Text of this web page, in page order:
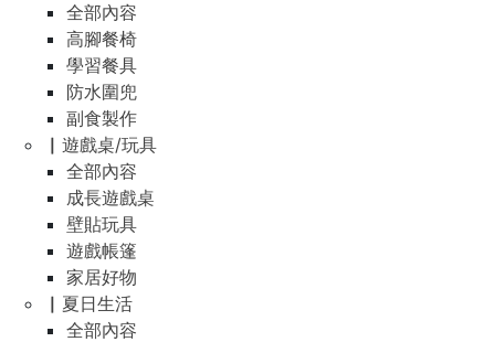
全部內容
高腳餐椅
學習餐具
防水圍兜
副食製作
▏遊戲桌/玩具
全部內容
成長遊戲桌
壁貼玩具
遊戲帳篷
家居好物
▏夏日生活
全部內容